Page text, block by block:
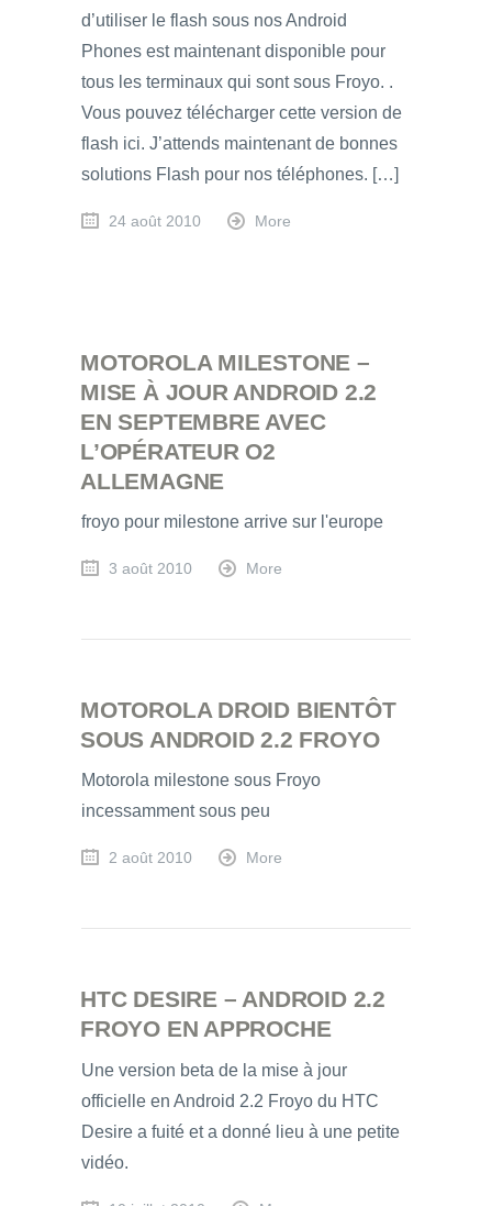
d’utiliser le flash sous nos Android
Phones est maintenant disponible pour
tous les terminaux qui sont sous Froyo. .
Vous pouvez télécharger cette version de
flash ici. J’attends maintenant de bonnes
solutions Flash pour nos téléphones. […]
24 août 2010 More
MOTOROLA MILESTONE –
MISE À JOUR ANDROID 2.2
EN SEPTEMBRE AVEC
L’OPÉRATEUR O2
ALLEMAGNE
froyo pour milestone arrive sur l'europe
3 août 2010 More
MOTOROLA DROID BIENTÔT
SOUS ANDROID 2.2 FROYO
Motorola milestone sous Froyo
incessamment sous peu
2 août 2010 More
HTC DESIRE – ANDROID 2.2
FROYO EN APPROCHE
Une version beta de la mise à jour
officielle en Android 2.2 Froyo du HTC
Desire a fuité et a donné lieu à une petite
vidéo.